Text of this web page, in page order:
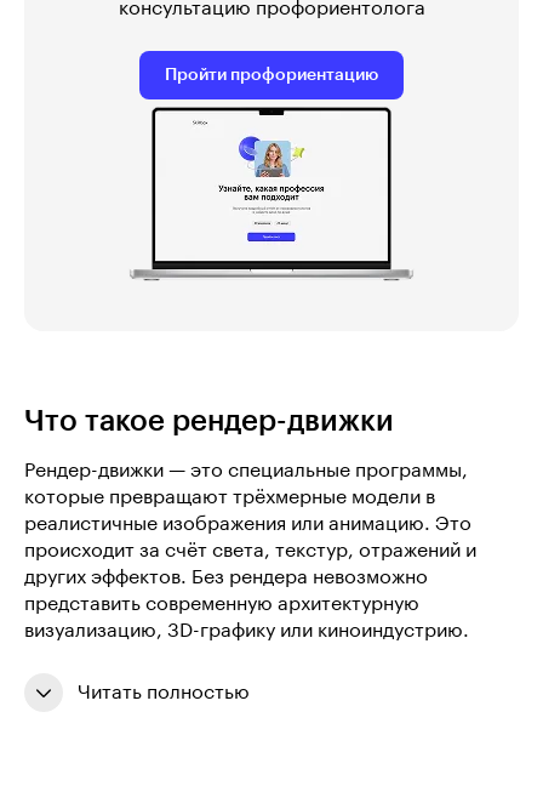
консультацию профориентолога
Пройти профориентацию
Что такое рендер-движки
Рендер-движки — это специальные программы,
которые превращают трёхмерные модели в
реалистичные изображения или анимацию. Это
происходит за счёт света, текстур, отражений и
других эффектов. Без рендера невозможно
представить современную архитектурную
визуализацию, 3D-графику или киноиндустрию.
Читать полностью